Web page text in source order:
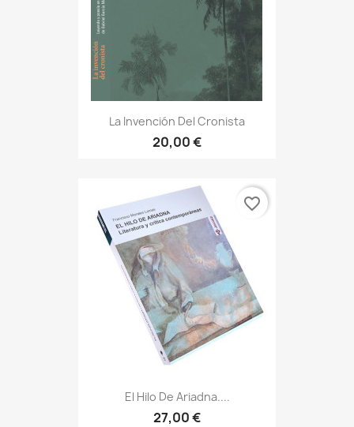
La Invención Del Cronista
20,00 €
El Hilo De Ariadna....
27,00 €
favorite_border